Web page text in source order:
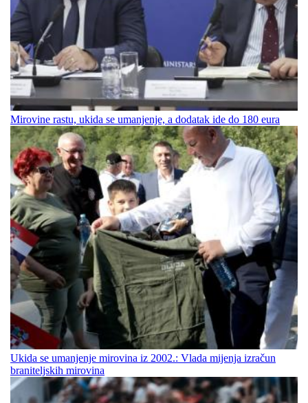
Mirovine rastu, ukida se umanjenje, a dodatak ide do 180 eura
Ukida se umanjenje mirovina iz 2002.: Vlada mijenja izračun
braniteljskih mirovina